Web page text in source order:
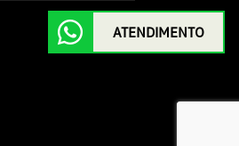
ATENDIMENTO